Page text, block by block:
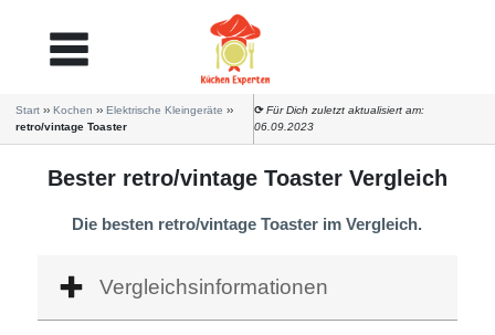
Start ››Kochen ››Elektrische Kleingeräte ››
retro/vintage Toaster
⟳ Für Dich zuletzt aktualisiert am:
06.09.2023
Bester retro/vintage Toaster Vergleich
Die besten retro/vintage Toaster im Vergleich.
Vergleichsinformationen